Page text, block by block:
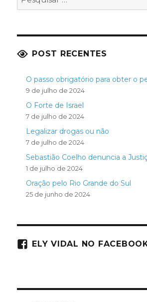
POST RECENTES
O passo obrigatório para obter o
9 de julho de 2024
O Forte de Israel
7 de julho de 2024
Legalizar drogas ou não
7 de julho de 2024
Sebastião Coelho denuncia a
1 de julho de 2024
Oração pelo Rio Grande do Sul
25 de junho de 2024
ELY VIDAL NO